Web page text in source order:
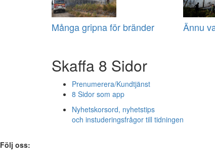
Många gripna för bränder Ännu
Skaffa 8 Sidor
Prenumerera/Kundtjänst
8 Sidor som app
Nyhetskorsord, nyhetstips
och instuderingsfrågor till tidningen
Följ oss: